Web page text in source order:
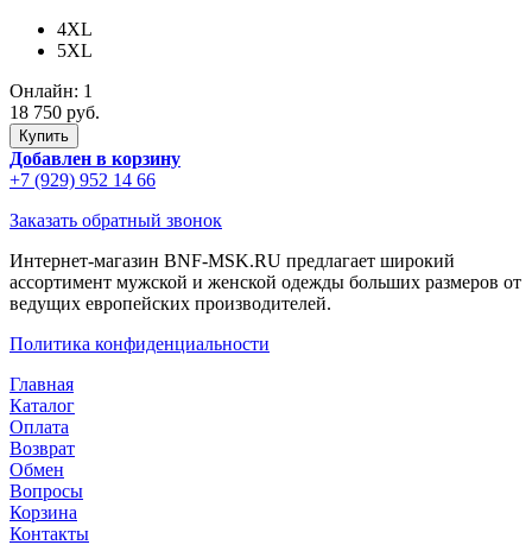
4XL
5XL
Онлайн: 1
18 750 руб.
Добавлен в корзину
+7 (929) 952 14 66
Заказать обратный звонок
Интернет-магазин BNF-MSK.RU предлагает широкий
ассортимент мужской и женской одежды больших размеров от
ведущих европейских производителей.
Политика конфиденциальности
Главная
Каталог
Оплата
Возврат
Обмен
Вопросы
Корзина
Контакты